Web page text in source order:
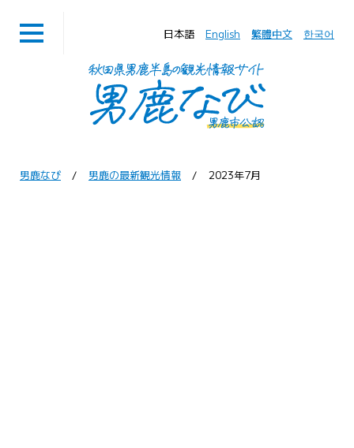
日本語 English 繁體中文 한국어
男鹿なび 男鹿の最新観光情報 2023年7月